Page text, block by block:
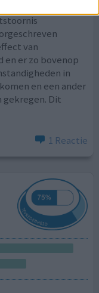
van
en er zo bovenop
in
en een ander
gekregen. Dit
1 Reactie